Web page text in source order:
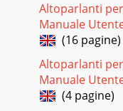
Altoparlanti per
Manuale
(16 pagine)
Altoparlanti per
Manuale
(4 pagine)